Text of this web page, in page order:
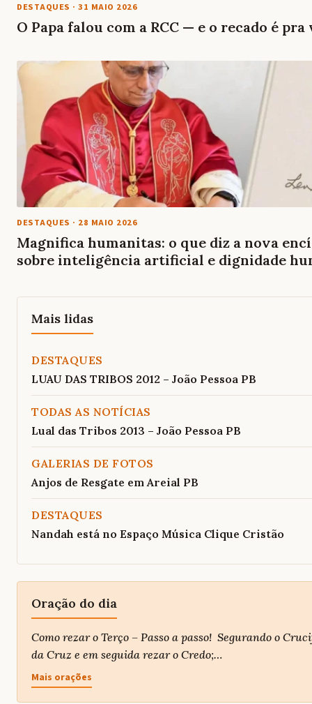
DESTAQUES · 31 MAIO 2026
O Papa falou com a RCC — e o recado é
DESTAQUES · 28 MAIO 2026
Magnifica humanitas: o que diz a nova
sobre inteligência artificial e dignidade
Mais lidas
DESTAQUES
LUAU DAS TRIBOS 2012 – João Pessoa PB
TODAS AS NOTÍCIAS
Lual das Tribos 2013 – João Pessoa PB
GALERIAS DE FOTOS
Anjos de Resgate em Areial PB
DESTAQUES
Nandah está no Espaço Música Clique Cristão
Oração do dia
Como rezar o Terço – Passo a passo! Segurando o
da Cruz e em seguida rezar o Credo;…
Mais orações